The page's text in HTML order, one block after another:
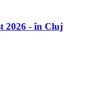
2026 - în Cluj